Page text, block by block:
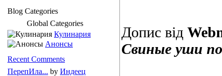
Допис від
Свиные уши
Blog Categories
Global Categories
Кулинария
Анонсы
Recent Comments
ПерепИла... by Индеец